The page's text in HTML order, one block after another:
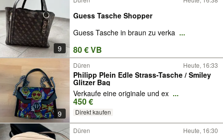
9
Guess Tasche Shopper
Guess Tasche in braun zu verka ...
80 € VB
9
Düren Heute, 16:33
Philipp Plein Edle Strass-Tasche / Smiley
Glitzer Bag
Verkaufe eine originale und ex ...
450 €
Direkt kaufen
Düren Heute, 16:30